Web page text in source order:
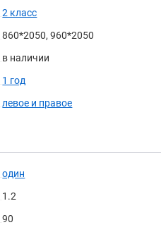
2 класс
860*2050, 960*2050
в наличии
1 год
левое и правое
один
1.2
90